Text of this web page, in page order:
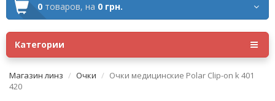
0 товаров, на 0 грн.
Категории
Магазин линз Очки
Очки медицинские Polar Clip-on k 401
420